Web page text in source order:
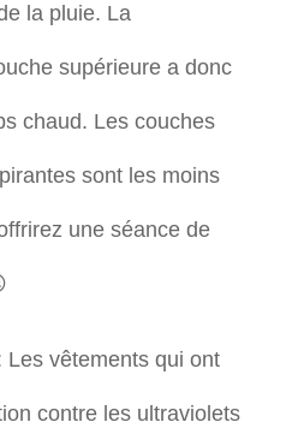
la pluie. La
supérieure a donc
chaud. Les couches
sont les moins
une séance de
Les vêtements qui ont
contre les ultraviolets